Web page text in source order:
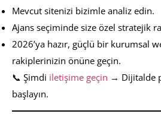
Mevcut sitenizi bizimle analiz edin.
Ajans seçiminde size özel stratejik
2026’ya hazır, güçlü bir kurumsal
rakiplerinizin önüne geçin.
📞 Şimdi iletişime geçin → Dijitalde
başlayın.